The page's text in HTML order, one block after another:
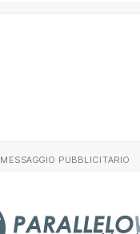
MESSAGGIO PUBBLICITARIO